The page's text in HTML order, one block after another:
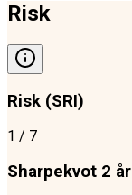
Risk
Risk (SRI)
1 / 7
Sharpekvot 2 år